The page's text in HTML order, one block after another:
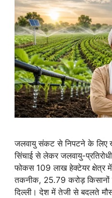
जलवायु संकट से निपटने के लिए
सिंचाई से लेकर जलवायु-
फोकस 109 लाख हेक्टेयर क्षेत्र में
तकनीक, 25.79 करोड़ किसानों
दिल्ली। देश में तेजी से बदलते